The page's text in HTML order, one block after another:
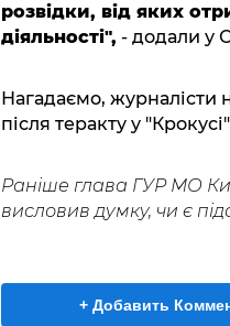
розвідки, від яких
діяльності", - додали у
Нагадаємо, журналісти
після теракту у
Раніше глава ГУР МО
висловив думку, чи є
+ Добавить